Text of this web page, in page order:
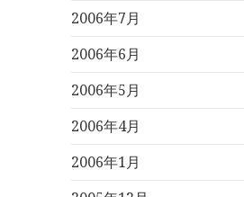
2006年7月
2006年6月
2006年5月
2006年4月
2006年1月